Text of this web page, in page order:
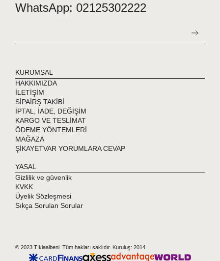
WhatsApp: 02125302222
KURUMSAL
HAKKIMIZDA
İLETİŞİM
SİPAİRŞ TAKİBİ
İPTAL, İADE, DEĞİŞİM
KARGO VE TESLİMAT
ÖDEME YÖNTEMLERİ
MAĞAZA
ŞİKAYETVAR YORUMLARA CEVAP
YASAL
Gizlilik ve güvenlik
KVKK
Üyelik Sözleşmesi
Sıkça Sorulan Sorular
© 2023 Tıklaalbeni. Tüm hakları saklıdır. Kuruluş: 2014